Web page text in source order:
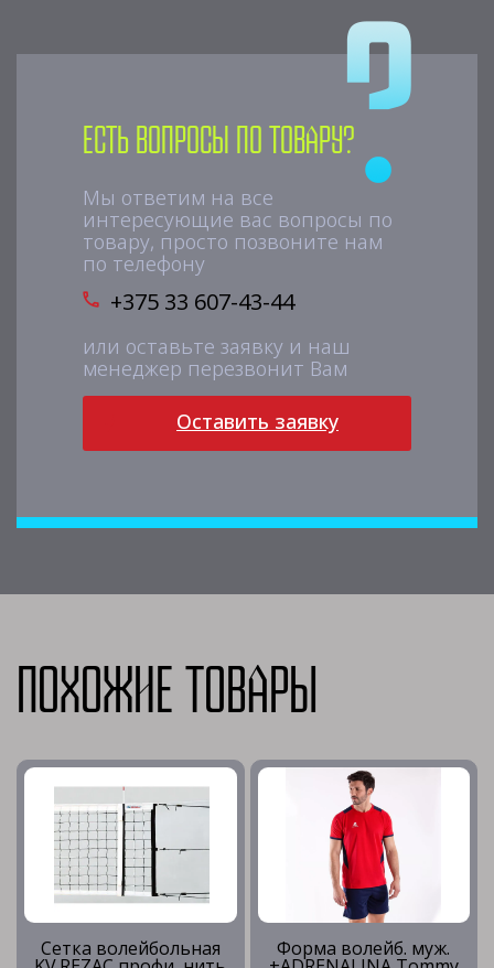
Есть вопросы по товару?
Мы ответим на все
интересующие вас вопросы по
товару, просто позвоните нам
по телефону
+375 33 607-43-44
или оставьте заявку и наш
менеджер перезвонит Вам
Оставить заявку
Похожие товары
Сетка волейбольная Форма волейб. муж.